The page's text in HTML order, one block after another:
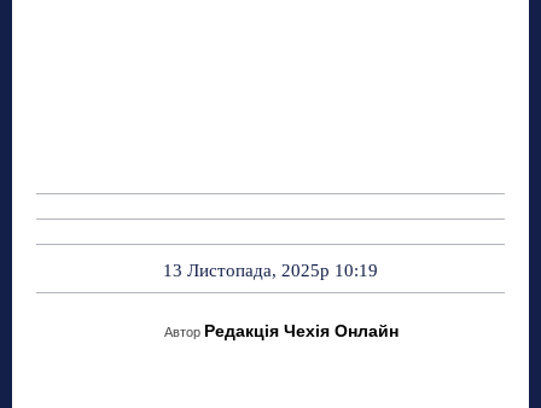
13 Листопада, 2025р 10:19
Автор Редакція Чехія Онлайн